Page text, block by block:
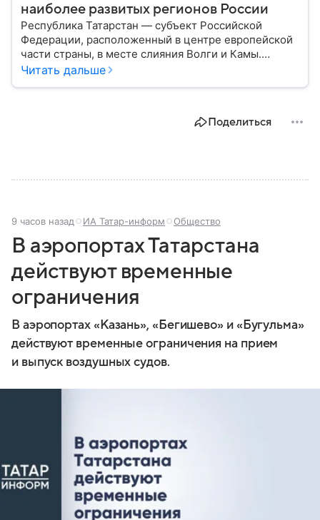
наиболее развитых регионов России
Республика Татарстан — субъект Российской
Федерации, расположенный в центре европейской
части страны, в месте слияния Волги и Камы.
Регион считается одним из ведущих
наследием, многонациональным населением и
Читать дальше
Поделиться
9 часов назад ИА Татар-информ Общество
В аэропортах Татарстана
действуют временные
ограничения
В аэропортах «Казань», «Бегишево» и «Бугульма»
действуют временные ограничения на прием
и выпуск воздушных судов.